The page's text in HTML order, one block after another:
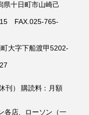
県十日町市山崎己
FAX.025-765-
大字下船渡甲5202-
刊） 購読料：月額
各店、ローソン（一